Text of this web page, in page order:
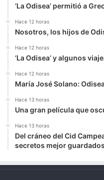
‘La Odisea’ permitió a
Hace 12 horas
Nosotros, los hijos de
Hace 12 horas
‘La Odisea’ y algunos
Hace 12 horas
María José Solano:
Hace 13 horas
Una gran película que
Hace 13 horas
Del cráneo del Cid
secretos mejor